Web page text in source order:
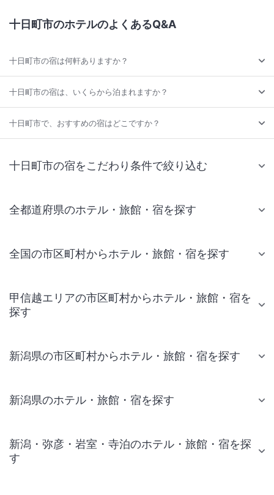
十日町市のホテルのよくあるQ&A
十日町市の宿は何軒ありますか？
十日町市の宿は、いくらから泊まれますか？
十日町市で、おすすめの宿はどこですか？
十日町市の宿をこだわり条件で絞り込む
全都道府県のホテル・旅館・宿を探す
全国の市区町村からホテル・旅館・宿を探す
甲信越エリアの市区町村からホテル・旅館・宿を
探す
新潟県の市区町村からホテル・旅館・宿を探す
新潟県のホテル・旅館・宿を探す
新潟・弥彦・岩室・寺泊のホテル・旅館・宿を探
す